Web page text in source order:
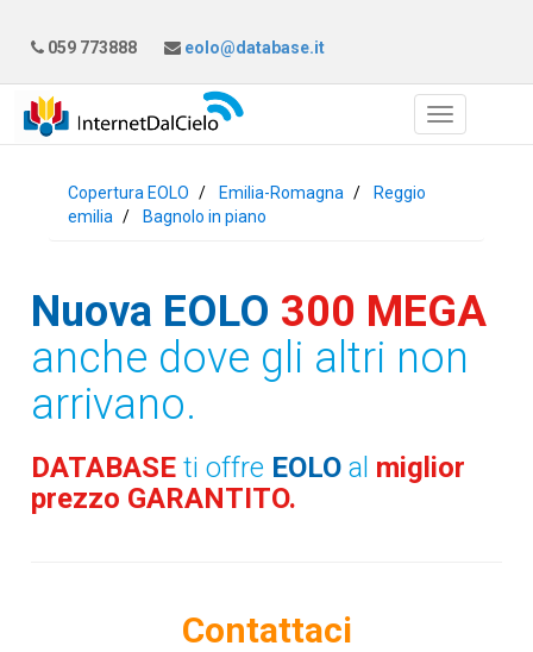
059 773888 eolo@database.it
Copertura EOLO Emilia-Romagna
Reggio
emilia
Bagnolo in piano
Nuova EOLO 300 MEGA
anche dove gli altri non
arrivano.
DATABASEti offre EOLO al miglior
prezzo GARANTITO.
Contattaci